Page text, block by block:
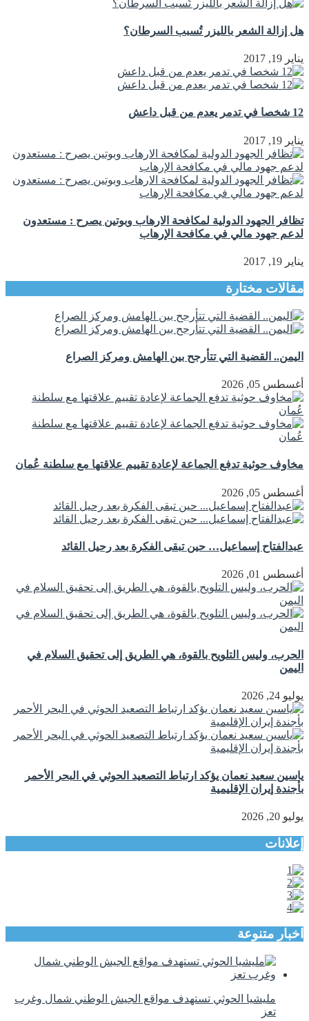
هل إزالة الشعر بالليزر تُسبب السرطان؟
يناير 19, 2017
12 شخصا في تدمر يعدم من قبل داعش
يناير 19, 2017
تظافر الجهود الدولية لمكافحة الارهاب وبوتين يصرح : مستعدون
لدعم جهود مالي في مكافحة الإرهاب
يناير 19, 2017
مقالات مختارة
اليمن.. القضية التي تتأرجح بين الهامش ومركز الصراع
أغسطس 05, 2026
مخاوف حوثية تدفع الجماعة لإعادة تقييم علاقتها مع سلطنة عُمان
أغسطس 05, 2026
عبدالفتاح إسماعيل… حين تبقى الفكرة بعد رحيل القائد
أغسطس 01, 2026
الحرب، وليس التلويح بالقوة، هي الطريق إلى تحقيق السلام في
اليمن
يوليو 24, 2026
ياسين سعيد نعمان يؤكد ارتباط التصعيد الحوثي في البحر الأحمر
بأجندة إيران الإقليمية
يوليو 20, 2026
إعلانات
اخبار متنوعة
مليشيا الحوثي تستهدف مواقع الجيش الوطني شمال وغرب
تعز